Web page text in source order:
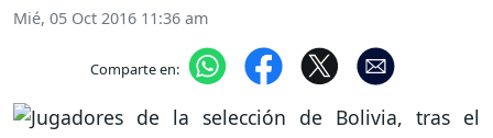
Mié, 05 Oct 2016 11:36 am
Comparte en: